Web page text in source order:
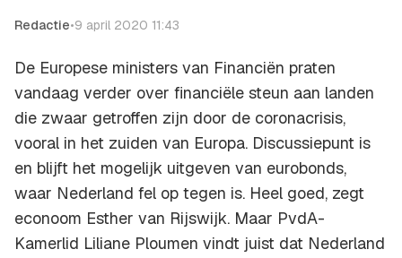
Redactie•9 april 2020 11:43
De Europese ministers van Financiën praten
vandaag verder over financiële steun aan landen
die zwaar getroffen zijn door de coronacrisis,
vooral in het zuiden van Europa. Discussiepunt is
en blijft het mogelijk uitgeven van eurobonds,
waar Nederland fel op tegen is. Heel goed, zegt
econoom Esther van Rijswijk. Maar PvdA-
Kamerlid Liliane Ploumen vindt juist dat Nederland